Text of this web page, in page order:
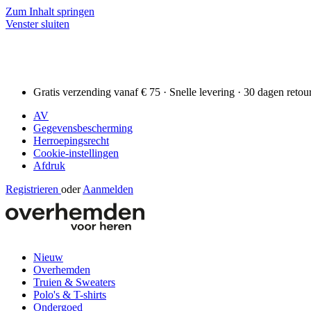
Zum Inhalt springen
Venster sluiten
Gratis verzending vanaf € 75 · Snelle levering · 30 dagen
AV
Gegevensbescherming
Herroepingsrecht
Cookie-instellingen
Afdruk
Registrieren oder Aanmelden
Nieuw
Overhemden
Truien & Sweaters
Polo's & T-shirts
Ondergoed